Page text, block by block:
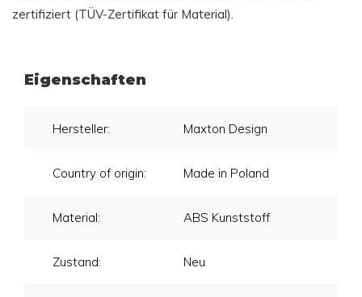
zertifiziert (TÜV-Zertifikat für Material).
Eigenschaften
Hersteller: Maxton Design
Country of origin: Made in Poland
Material: ABS Kunststoff
Zustand: Neu